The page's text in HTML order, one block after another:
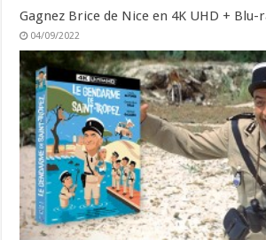
Gagnez Brice de Nice en 4K UHD + Blu-
04/09/2022